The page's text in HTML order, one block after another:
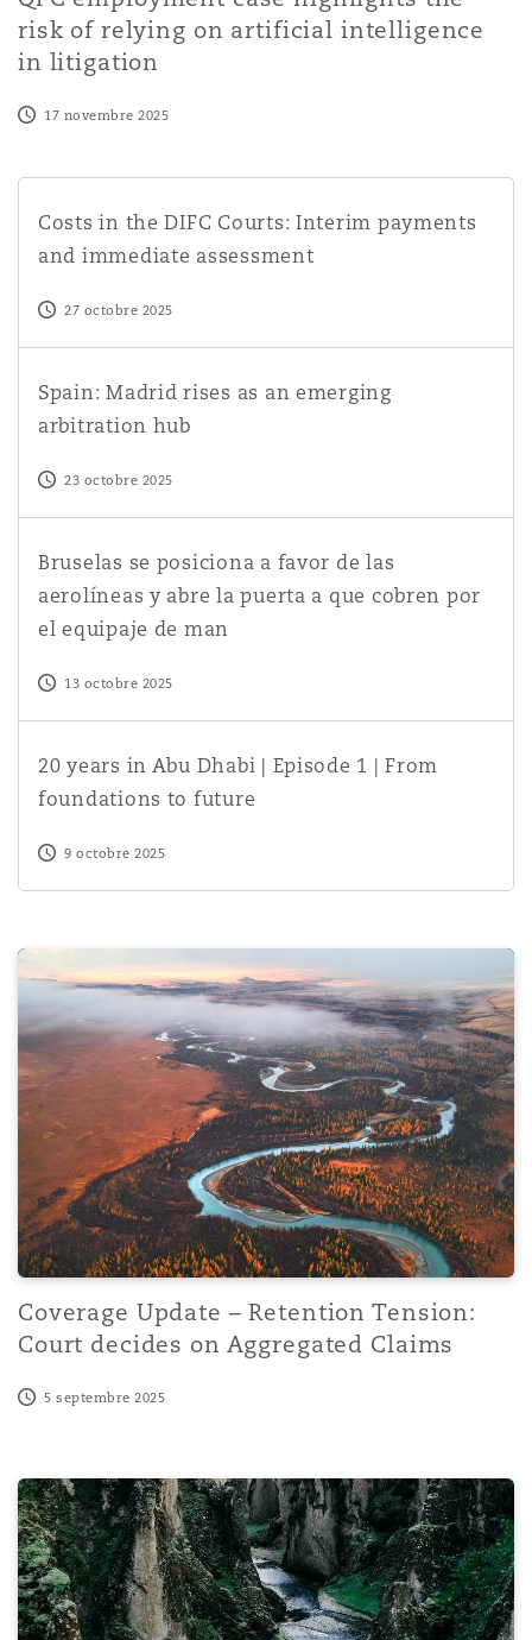
risk of relying on artificial intelligence
in litigation
17 novembre 2025
Costs in the DIFC Courts: Interim payments
and immediate assessment
27 octobre 2025
Spain: Madrid rises as an emerging
arbitration hub
23 octobre 2025
Bruselas se posiciona a favor de las
aerolíneas y abre la puerta a que cobren por
el equipaje de man
13 octobre 2025
20 years in Abu Dhabi | Episode 1 | From
foundations to future
9 octobre 2025
Coverage Update – Retention Tension: Court decides
Coverage Update – Retention Tension:
Court decides on Aggregated Claims
5 septembre 2025
Fair Competition Tribunal Partly Overturns FCC’s